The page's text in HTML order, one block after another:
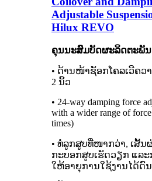
Adjustable
Hilux REVO
ຄຸນນະສົມບັດຜະລິດຕະພັນ
• ດ້ານໜ້າຊັອກໂຄລເວີຄວ
2 ນິ້ວ
• 24-way damping force
with a wider range of
times)
• ທໍ່ລູກສູບທີ່ໜາກວ່າ, ເສັ້ນ
ກະບອກສູບເຮັດວຽກ ແລ
ໃຫ້ອາຍຸການໃຊ້ງານໄດ້ດົ